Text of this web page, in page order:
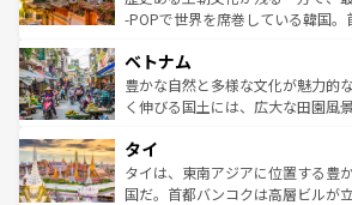
い。オーストラリアの多彩な魅力
参照してほしい。
驚きをもたらしてくれる。また、
容にもいいと評判のスイーツなど
が味わえる。 なお、新着の台湾
照してほしい。
-POPで世界を席巻している韓国。
き、地方に足を延ばせば四季折々
できる。そして、キムチや焼肉、
まで、さまざまな韓国料理が待っ
リティに包まれながら、韓国の多
わってみてほしい。 なお
覧を参照してほしい。
ベトナム
豊かな自然と多様な文化が魅力的
く伸びる国土には、広大な田園風
急速な発展と共に伝統が息づく。
ーチミン市のフランス統治時代の
醸し出している。また、バラエテ
タイ
タイは、東南アジアに位置する豊
国だ。首都バンコクは高層ビルが